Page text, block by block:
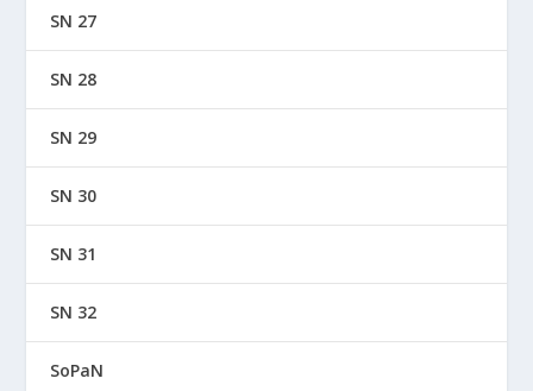
SN 27
SN 28
SN 29
SN 30
SN 31
SN 32
SoPaN